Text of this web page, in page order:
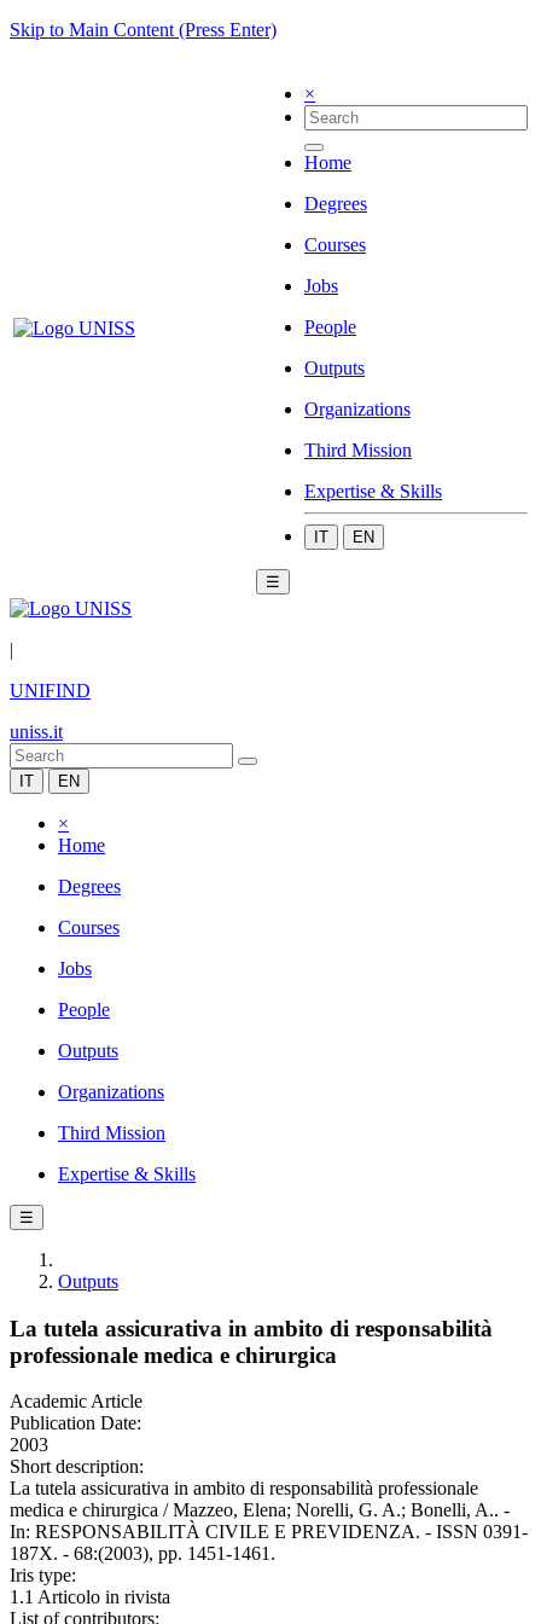
Skip to Main Content (Press Enter)
×
Home
Degrees
Courses
Jobs
People
Outputs
Organizations
Third Mission
Expertise & Skills
IT EN
☰
|
UNIFIND
uniss.it
IT EN
×
Home
Degrees
Courses
Jobs
People
Outputs
Organizations
Third Mission
Expertise & Skills
☰
Outputs
La tutela assicurativa in ambito di responsabilità
professionale medica e chirurgica
Academic Article
Publication Date:
2003
Short description:
La tutela assicurativa in ambito di responsabilità professionale
medica e chirurgica / Mazzeo, Elena; Norelli, G. A.; Bonelli, A.. -
In: RESPONSABILITÀ CIVILE E PREVIDENZA. - ISSN 0391-
187X. - 68:(2003), pp. 1451-1461.
Iris type:
1.1 Articolo in rivista
List of contributors: